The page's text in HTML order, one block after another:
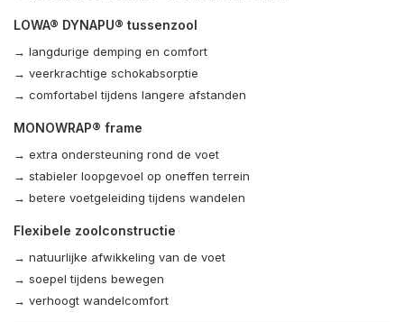
LOWA® DYNAPU® tussenzool
→ langdurige demping en comfort
→ veerkrachtige schokabsorptie
→ comfortabel tijdens langere afstanden
MONOWRAP® frame
→ extra ondersteuning rond de voet
→ stabieler loopgevoel op oneffen terrein
→ betere voetgeleiding tijdens wandelen
Flexibele zoolconstructie
→ natuurlijke afwikkeling van de voet
→ soepel tijdens bewegen
→ verhoogt wandelcomfort